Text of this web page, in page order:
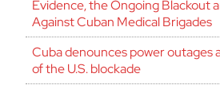
Evidence, the Ongoing Blackout
Against Cuban Medical Brigades
Cuba denounces power outages
of the U.S. blockade